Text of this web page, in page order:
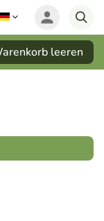
leeren